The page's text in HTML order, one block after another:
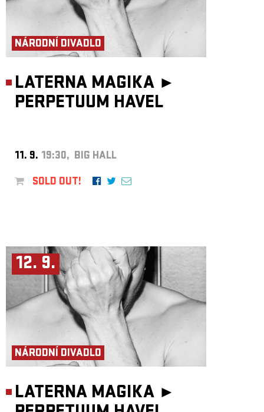
NÁRODNÍ DIVADLO
LATERNA MAGIKA ►
PERPETUUM HAVEL
11. 9. 19:30, BIG HALL
SOLD OUT!
12. 9.
NÁRODNÍ DIVADLO
LATERNA MAGIKA ►